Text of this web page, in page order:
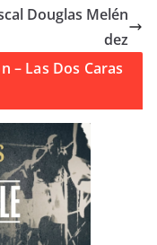
Douglas Melén
dez
– Las Dos Caras